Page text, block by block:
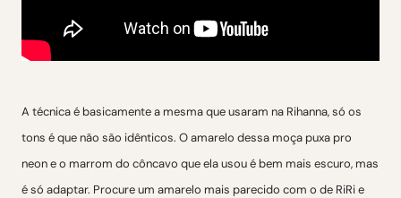
A técnica é basicamente a mesma que usaram na Rihanna, só os
tons é que não são idênticos. O amarelo dessa moça puxa pro
neon e o marrom do côncavo que ela usou é bem mais escuro, mas
é só adaptar. Procure um amarelo mais parecido com o de RiRi e